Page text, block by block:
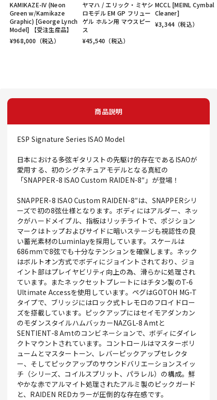
KAMIKAZE-IV (Neon
Green w/Kamikaze
Graphic) [George Lynch
Model] 【受注生産品】
¥968,000 （税込）
ヤマハ / エリック・ミヤシ
ロモデル EM GP フリュー
ゲル ホルン用 マウスピー
ス
¥45,540 （税込）
MCCL [MEINL Cymbal
Cleaner]
¥3,344（税込）
商品説明
ESP Signature Series ISAO Model
日本における多弦ギタリストの先駆け的存在であるISAOが
愛用する、初のシグネチュアモデルとなる真紅の
「SNAPPER-8 ISAO Custom RAIDEN-8″」が登場！
SNAPPER-8 ISAO Custom RAIDEN-8″は、SNAPPERシリ
ーズで初の8弦仕様となります。ボディにはアルダー、ネッ
クがハードメイプル、指板はリッチライトで、ポジション
マークはトップおよびサイドに暗いステージも視認性の良
い蓄光素材のLuminlayを採用しています。スケールは
686mmで8弦でも十分なテンションを確保します。ネック
はボルトオン方式でボディにジョイントされており、ジョ
イント部はプレイヤビリティ向上の為、滑らかに処理され
ています。またネックセットプレートにはチタン製のT-6
Ultimate Accessを使用しています。ペグはGOTOH MG-T
タイプで、ブリッジにはロック式トレモロのフロイドロー
ズを搭載しています。ピックアップにはセイモアダンカン
のモダンスタイルハムバッカーNAZGL-8 Amtと
SENTIENT-8 Amtのコンビネーションで、ボディにダイレ
クトマウントされています。コントロールはマスターボリ
ュームとマスタートーン、レバーピックアップセレクタ
ー、そしてピックアップのサウンドバリエーションスイッ
チ（シリーズ、コイルスプリット、パラレル）の構成。鮮
やかな赤でアルマイト処理されたアルミ製のピックガード
と、RAIDEN REDカラーが圧倒的な存在感です。